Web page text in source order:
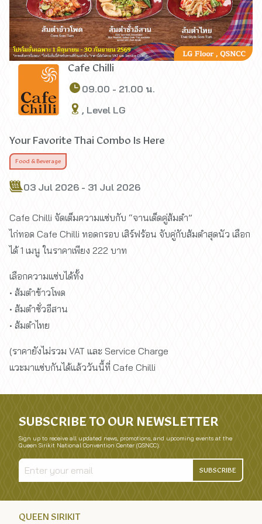
Cafe Chilli
09.00 - 21.00 น.
, Level LG
Your Favorite Thai Combo Is Here
Food & Beverage
03 Jul 2026 - 31 Jul 2026
Cafe Chilli จัดเต็มความแซ่บกับ “จานเด็ดคู่ส้มตำ”
ไก่ทอด Cafe Chilli ทอดกรอบ เสิร์ฟร้อน จับคู่กับส้มตำสุดนัว เลือก
ได้ 1 เมนู ในราคาเพียง 222 บาท
เลือกความแซ่บได้ทั้ง
• ส้มตำข้าวโพด
• ส้มตำซั่วอีสาน
• ส้มตำไทย
(ราคายังไม่รวม VAT และ Service Charge
แวะมาแซ่บกันได้แล้ววันนี้ที่ Cafe Chilli
SUBSCRIBE TO OUR NEWSLETTER
Sign up to receive all updated news, promotions, and upcoming events at the
Queen Sirikit National Convention Center (QSNCC).
SUBSCRIBE
QUEEN SIRIKIT